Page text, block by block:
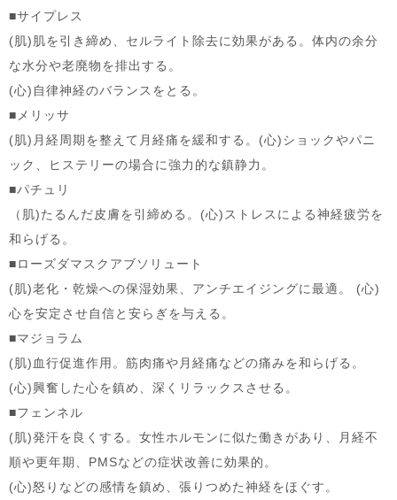
■サイプレス
(肌)肌を引き締め、セルライト除去に効果がある。体内の余分
な水分や老廃物を排出する。
(心)自律神経のバランスをとる。
■メリッサ
(肌)月経周期を整えて月経痛を緩和する。(心)ショックやパニ
ック、ヒステリーの場合に強力的な鎮静力。
■パチュリ
（肌)たるんだ皮膚を引締める。(心)ストレスによる神経疲労を
和らげる。
■ローズダマスクアブソリュート
(肌)老化・乾燥への保湿効果、アンチエイジングに最適。 (心)
心を安定させ自信と安らぎを与える。
■マジョラム
(肌)血行促進作用。筋肉痛や月経痛などの痛みを和らげる。
(心)興奮した心を鎮め、深くリラックスさせる。
■フェンネル
(肌)発汗を良くする。女性ホルモンに似た働きがあり、月経不
順や更年期、PMSなどの症状改善に効果的。
(心)怒りなどの感情を鎮め、張りつめた神経をほぐす。